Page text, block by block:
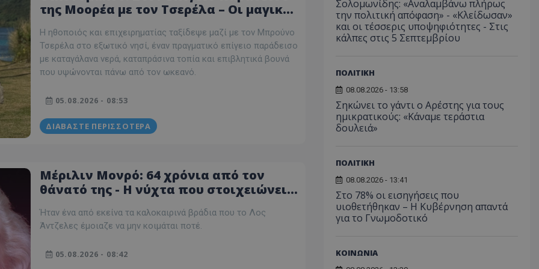
της Μοορέα με τον Τσερέλα – Οι μαγικές
Η ηθοποιός και επιχειρηματίας ταξίδεψε μαζί με τον Μπρούνο
Τσερέλα στο εξωτικό νησί, έναν πραγματικό επίγειο παράδεισο
με καταγάλανα νερά, καταπράσινα τοπία και επιβλητικά βουνά
που υψώνονται πάνω από τον ωκεανό.
05.08.2026 - 08:53
ΔΙΑΒΆΣΤΕ ΠΕΡΙΣΣΌΤΕΡΑ
Μέριλιν Μονρό: 64 χρόνια από τον
θάνατό της - Η νύχτα που στοιχειώνει
Ήταν ένα από εκείνα τα καλοκαιρινά βράδια που το Λος
Άντζελες έμοιαζε να μην κοιμάται ποτέ.
05.08.2026 - 08:42
Σολομωνίδης: «Αναλαμβάνω πλήρως
την πολιτική απόφαση» - «Κλείδωσαν»
και οι τέσσερις υποψηφιότητες - Στις
κάλπες στις 5 Σεπτεμβρίου
ΠΟΛΙΤΙΚΗ
08.08.2026 - 13:58
Σηκώνει το γάντι ο Αρέστης για τους
ημικρατικούς: «Κάναμε τεράστια
δουλειά»
ΠΟΛΙΤΙΚΗ
08.08.2026 - 13:41
Στο 78% οι εισηγήσεις που
υιοθετήθηκαν – Η Κυβέρνηση απαντά
για το Γνωμοδοτικό
ΚΟΙΝΩΝΙΑ
Microsoft Corporation
συνεδρία
Αυτό το cookie ορίζεται από το
πληροφορίες σχετικά με τον τρόπο
με τον οποίο ο τελικός χρήστης
χρησιμοποιεί τον ιστότοπο και
τυχόν διαφημίσεις που μπορεί να
.youtube.com
απορρήτου, εξασφαλίζοντας ότι
οι προτιμήσεις τους τιμώνται σε
μελλοντικές συνεδρίες.
.onesignal.com
δευτερόλεπτα
για τη διάκριση μεταξύ ανθρώπων
και ρομπότ. Αυτό είναι επωφελές